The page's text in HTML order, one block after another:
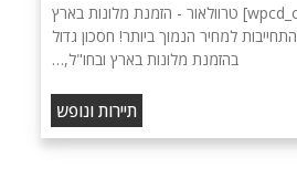
[wpcd_coupon id=695] טרוולאור - הזמנת מלונות בארץ
ובחו"ל - travelor התחייבות למחיר הנמוך ביותר! חסכון גדול
בהזמנת מלונות בארץ ובחו"ל,…
תיירות ונופש